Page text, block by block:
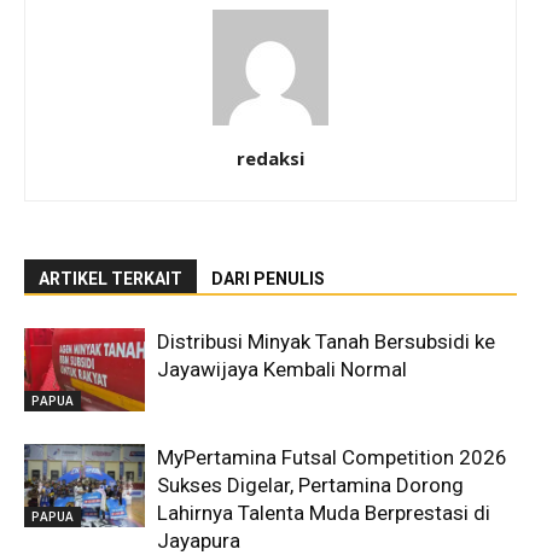
redaksi
ARTIKEL TERKAIT DARI PENULIS
PAPUA
Distribusi Minyak Tanah Bersubsidi ke
Jayawijaya Kembali Normal
PAPUA
MyPertamina Futsal Competition 2026
Sukses Digelar, Pertamina Dorong
Lahirnya Talenta Muda Berprestasi di
Jayapura